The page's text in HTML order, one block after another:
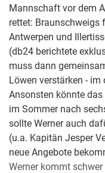
Mannschaft vor dem
rettet: Braunschweigs
Antwerpen und
(db24 berichtete
muss dann
Löwen verstärken -
Ansonsten könnte
im Sommer nach
sollte Werner auch
(u.a. Kapitän Jesper
neue Angebote
Werner kommt